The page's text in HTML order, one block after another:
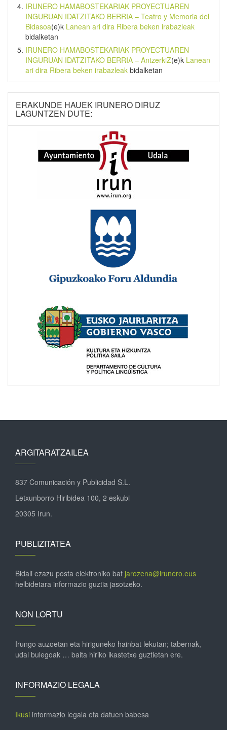
IRUNERO HAMABOSTEKARIAK PROYECTUAREN
INGURUAN IDATZITAKO BERRIA – Teatro y Memoria del
Bidasoa(e)k Lanean ari dira Ribera beken irabazleak
bidalketan
IRUNERO HAMABOSTEKARIAK PROYECTUAREN
INGURUAN IDATZITAKO BERRIA – AntzerkiZ(e)k Lanean
ari dira Ribera beken irabazleak bidalketan
ERAKUNDE HAUEK IRUNERO DIRUZ
LAGUNTZEN DUTE:
ARGITARATZAILEA
837 Comunicación y Publicidad S.L.
Letxunborro Hiribidea 100, 2 eskubi
20305 Irun.
PUBLIZITATEA
Bidali ezazu posta elektroniko bat jarozena@irunero.eus
helbidetara informazio guztia jasotzeko.
NON LORTU
Irungo auzoetan eta hiriguneko hainbat lekutan; tabernak,
udal bulegoak … baita hiriko ikastetxe guztietan ere.
INFORMAZIO LEGALA
Ikusi informazio legala eta datuen babesa